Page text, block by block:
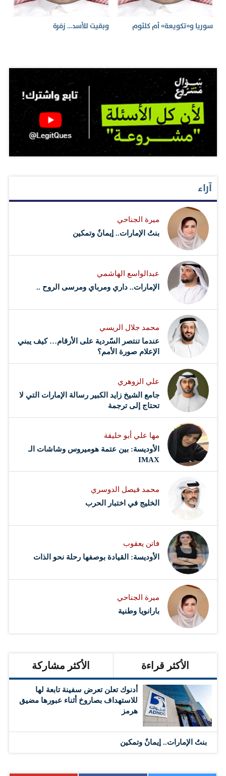
سوريا و«تكويعة» أم كلثوم وبقيت للأسد… زفرة
آراء
ميرة الجناحي
بنتُ الإمارات.. إيمانٌ وتمكين
عبدالواسع الهاشمي
الإمارات.. داري ومرباي ومرسى الروح ..
محمد جلال الريسي
عندما تنتصر السّردية على الأرقام… كيف يبني
الإعلام صورة الأمم؟
علي الزوهري
جامع الشيخ زايد الكبير رسالة الإمارات التي لا
تحتاج إلى ترجمة
مها علي أبو حليقة
الأوديسة: بين عتمة هوميروس وشاشات الـ
IMAX
محمد فيصل الدوسري ​
‏الخليج في اختبار الحرب
فاتن يعقوب
الأوديسة: القيادة بوصفها رحلة نحو الذات
ميرة الجناحي
بارانويا وطنية
الأكثر قراءة الأكثر مشاركة
أدنوك تعلن تعرض سفينة تابعة لها
للاستهداف بصاروخ أثناء عبورها مضيق
هرمز
بنتُ الإمارات.. إيمانٌ وتمكين